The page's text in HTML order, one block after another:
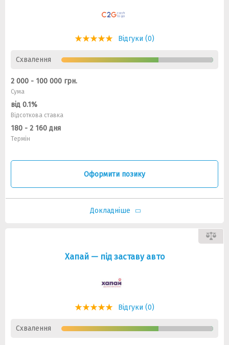
Відгуки (0)
Схвалення
2 000 - 100 000 грн.
Сума
від 0.1%
Відсоткова ставка
180 - 2 160 дня
Термін
Оформити позику
Докладніше
Хапай — під заставу авто
Відгуки (0)
Схвалення